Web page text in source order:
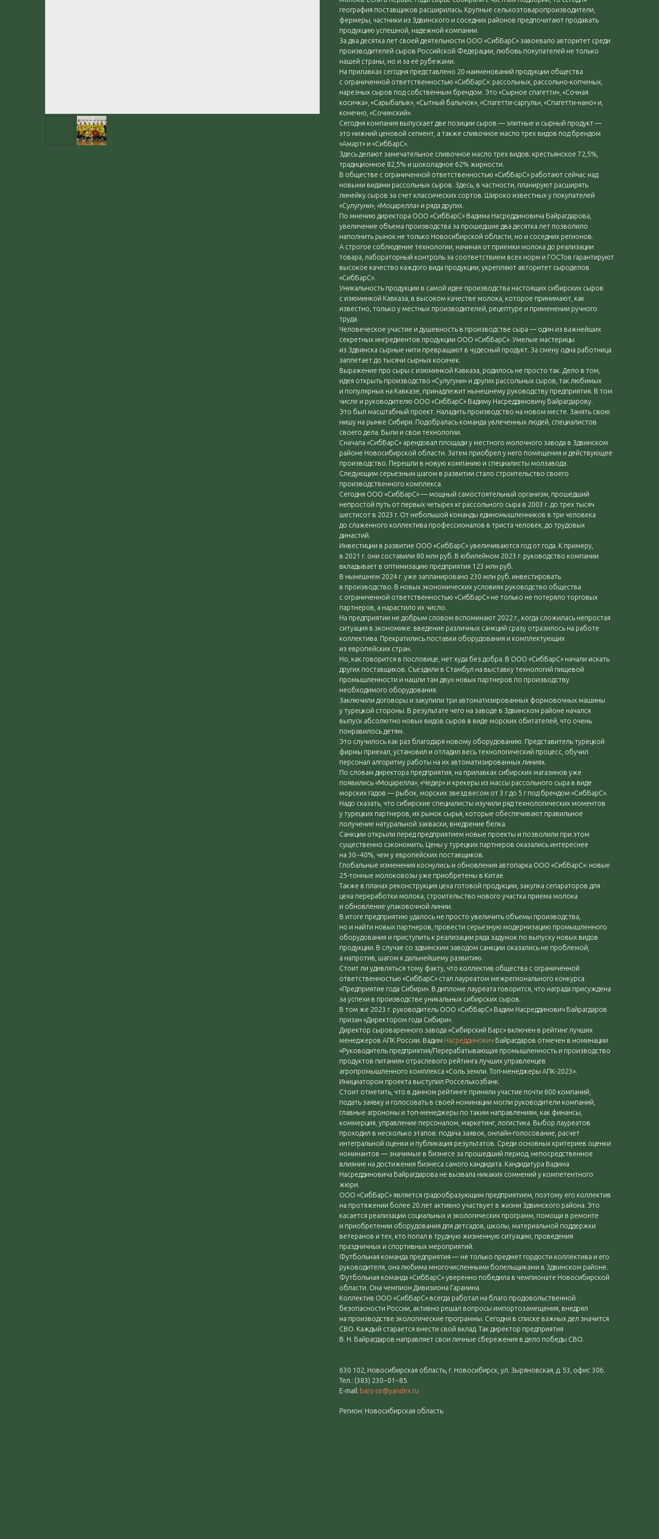
география поставщиков расширилась. Крупные сельхозтоваропроизводители,
фермеры, частники из Здвинского и соседних районов предпочитают продавать
продукцию успешной, надежной компании.
За два десятка лет своей деятельности ООО «СибБарС» завоевало авторитет среди
производителей сыров Российской Федерации, любовь покупателей не только
нашей страны, но и за её рубежами.
На прилавках сегодня представлено 20 наименований продукции общества
с ограниченной ответственностью «СибБарС»: рассольных, рассольно-копченых,
нарезных сыров под собственным брендом. Это «Сырное спагетти», «Сочная
косичка», «Сарыбалык», «Сытный балычок», «Спагетти-саргуль», «Спагетти-нано» и,
конечно, «Сочинский».
Сегодня компания выпускает две позиции сыров — элитные и сырный продукт —
это нижний ценовой сегмент, а также сливочное масло трех видов под брендом
«Амарт» и «СибБарС».
Здесь делают замечательное сливочное масло трех видов: крестьянское 72,5%,
традиционное 82,5% и шоколадное 62% жирности.
В обществе с ограниченной ответственностью «СибБарС» работают сейчас над
новыми видами рассольных сыров. Здесь, в частности, планируют расширять
линейку сыров за счет классических сортов. Широко известных у покупателей
«Сулугуни», «Моцарелла» и ряда других.
По мнению директора ООО «СибБарС» Вадима Насреддиновича Байрагдарова,
увеличение объема производства за прошедшие два десятка лет позволило
наполнить рынок не только Новосибирской области, но и соседних регионов.
А строгое соблюдение технологии, начиная от приемки молока до реализации
товара, лабораторный контроль за соответствием всех норм и ГОСТов гарантируют
высокое качество каждого вида продукции, укрепляют авторитет сыроделов
«СибБарС».
Уникальность продукции в самой идее производства настоящих сибирских сыров
с изюминкой Кавказа, в высоком качестве молока, которое принимают, как
известно, только у местных производителей, рецептуре и применении ручного
труда.
Человеческое участие и душевность в производстве сыра — один из важнейших
секретных ингредиентов продукции ООО «СибБарС». Умелые мастерицы
из Здвинска сырные нити превращают в чудесный продукт. За смену одна работница
заплетает до тысячи сырных косичек.
Выражение про сыры с изюминкой Кавказа, родилось не просто так. Дело в том,
идея открыть производство «Сулугуни» и других рассольных сыров, так любимых
и популярных на Кавказе, принадлежит нынешнему руководству предприятия. В том
числе и руководителю ООО «СибБарС» Вадиму Насреддиновичу Байрагдарову.
Это был масштабный проект. Наладить производство на новом месте. Занять свою
нишу на рынке Сибири. Подобралась команда увлеченных людей, специалистов
своего дела. Были и свои технологии.
Сначала «СибБарС» арендовал площади у местного молочного завода в Здвинском
районе Новосибирской области. Затем приобрел у него помещения и действующее
производство. Перешли в новую компанию и специалисты молзавода.
Следующим серьезным шагом в развитии стало строительство своего
производственного комплекса.
Сегодня ООО «СибБарС» — мощный самостоятельный организм, прошедший
непростой путь от первых четырех кг рассольного сыра в 2003 г. до трех тысяч
шестисот в 2023 г. От небольшой команды единомышленников в три человека
до слаженного коллектива профессионалов в триста человек, до трудовых
династий.
Инвестиции в развитие ООО «СибБарС» увеличиваются год от года. К примеру,
в 2021 г. они составили 80 млн руб. В юбилейном 2023 г. руководство компании
вкладывает в оптимизацию предприятия 123 млн руб.
В нынешнем 2024 г. уже запланировано 230 млн руб. инвестировать
в производство. В новых экономических условиях руководство общества
с ограниченной ответственностью «СибБарС» не только не потеряло торговых
партнеров, а нарастило их число.
На предприятии не добрым словом вспоминают 2022 г., когда сложилась непростая
ситуация в экономике: введение различных санкций сразу отразилось на работе
коллектива. Прекратились поставки оборудования и комплектующих
из европейских стран.
Но, как говорится в пословице, нет худа без добра. В ООО «СибБарС» начали искать
других поставщиков. Съездили в Стамбул на выставку технологий пищевой
промышленности и нашли там двух новых партнеров по производству
необходимого оборудования.
Заключили договоры и закупили три автоматизированных формовочных машины
у турецкой стороны. В результате чего на заводе в Здвинском районе начался
выпуск абсолютно новых видов сыров в виде морских обитателей, что очень
понравилось детям.
Это случилось как раз благодаря новому оборудованию. Представитель турецкой
фирмы приехал, установил и отладил весь технологический процесс, обучил
персонал алгоритму работы на их автоматизированных линиях.
По словам директора предприятия, на прилавках сибирских магазинов уже
появились «Моцарелла», «Чедер» и крекеры из массы рассольного сыра в виде
морских гадов — рыбок, морских звезд весом от 3 г до 5 г под брендом «СибБарС».
Надо сказать, что сибирские специалисты изучили ряд технологических моментов
у турецких партнеров, их рынок сырья, которые обеспечивают правильное
получение натуральной закваски, внедрение белка.
Санкции открыли перед предприятием новые проекты и позволили при этом
существенно сэкономить. Цены у турецких партнеров оказались интереснее
на 30−40%, чем у европейских поставщиков.
Глобальные изменения коснулись и обновления автопарка ООО «СибБарС»: новые
25-тонные молоковозы уже приобретены в Китае.
Также в планах реконструкция цеха готовой продукции, закупка сепараторов для
цеха переработки молока, строительство нового участка приема молока
и обновление упаковочной линии.
В итоге предприятию удалось не просто увеличить объемы производства,
но и найти новых партнеров, провести серьезную модернизацию промышленного
оборудования и приступить к реализации ряда задумок по выпуску новых видов
продукции. В случае со здвинским заводом санкции оказались не проблемой,
а напротив, шагом к дальнейшему развитию.
Стоит ли удивляться тому факту, что коллектив общества с ограниченной
ответственностью «СибБарС» стал лауреатом межрегионального конкурса
«Предприятие года Сибири». В дипломе лауреата говорится, что награда присуждена
за успехи в производстве уникальных сибирских сыров.
В том же 2023 г. руководитель ООО «СибБарС» Вадим Насреддинович Байрагдаров
призан «Директором года Сибири».
Директор сыроваренного завода «Сибирский Барс» включен в рейтинг лучших
менеджеров АПК России. Вадим Насреддинович Байрагдаров отмечен в номинации
«Руководитель предприятия/Перерабатывающая промышленность и производство
продуктов питания» отраслевого рейтинга лучших управленцев
агропромышленного комплекса «Соль земли. Топ-менеджеры АПК-2023».
Инициатором проекта выступил Россельхозбанк.
Стоит отметить, что в данном рейтинге приняли участие почти 600 компаний,
подать заявку и голосовать в своей номинации могли руководители компаний,
главные агрономы и топ-менеджеры по таким направлениям, как финансы,
коммерция, управление персоналом, маркетинг, логистика. Выбор лауреатов
проходил в несколько этапов: подача заявок, онлайн-голосование, расчет
интегральной оценки и публикация результатов. Среди основных критериев оценки
номинантов — значимые в бизнесе за прошедший период, непосредственное
влияние на достижения бизнеса самого кандидата. Кандидатура Вадима
Насреддиновича Байрагдарова не вызвала никаких сомнений у компетентного
жюри.
ООО «СибБарС» является градообразующим предприятием, поэтому его коллектив
на протяжении более 20 лет активно участвует в жизни Здвинского района. Это
касается реализации социальных и экологических программ, помощи в ремонте
и приобретении оборудования для детсадов, школы, материальной поддержки
ветеранов и тех, кто попал в трудную жизненную ситуацию, проведения
праздничных и спортивных мероприятий.
Футбольная команда предприятия — не только предмет гордости коллектива и его
руководителя, она любима многочисленными болельщиками в Здвинском районе.
Футбольная команда «СибБарС» уверенно победила в чемпионате Новосибирской
области. Она чемпион Дивизиона Гаранина.
Коллектив ООО «СибБарС» всегда работал на благо продовольственной
безопасности России, активно решал вопросы импортозамещения, внедрял
на производстве экологические программы. Сегодня в списке важных дел значится
СВО. Каждый старается внести свой вклад. Так директор предприятия
В. Н. Байрагдаров направляет свои личные сбережения в дело победы СВО.
630 102, Новосибирская область, г. Новосибирск, ул. Зыряновская, д. 53, офис 306.
Тел.: (383) 230−01−85.
E-mail: bars-sir@yandex.ru
Регион: Новосибирская область